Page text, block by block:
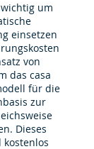
um
einsetzen
von
das casa
für die
zur
Dieses
kostenlos